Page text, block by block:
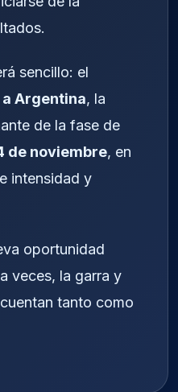
sencillo: el
Argentina, la
de la fase de
de noviembre, en
intensidad y
oportunidad
veces, la garra y
tanto como